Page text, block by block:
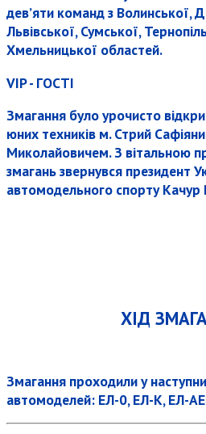
дев’яти команд з Волинської,
Львівської, Сумської,
Хмельницької областей.
VIP - ГОСТІ
Змагання було урочисто
юних техників м. Стрий
Миколайовичем. З вітальною
змагань звернувся президент
автомодельного спорту Качур
ХІД
Змагання проходили у
автомоделей: ЕЛ-0, ЕЛ-К, ЕЛ-